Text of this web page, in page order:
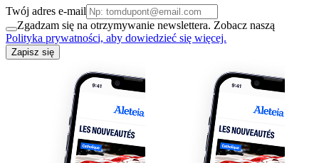
Twój adres e-mail
Zgadzam się na otrzymywanie newslettera. Zobacz naszą
Polityka prywatności, aby dowiedzieć się więcej.
Zapisz się